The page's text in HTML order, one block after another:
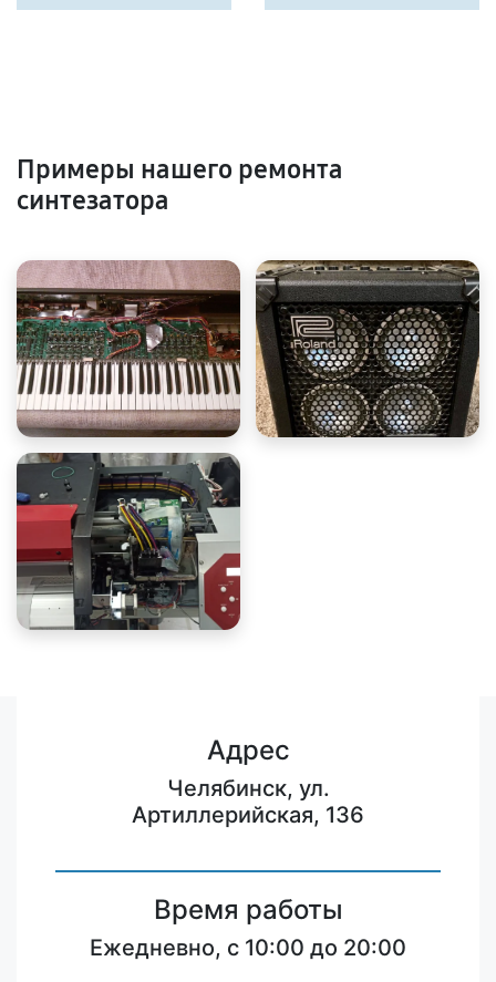
Примеры нашего ремонта
синтезатора
Адрес
Челябинск, ул.
Артиллерийская, 136
Время работы
Ежедневно, с 10:00 до 20:00